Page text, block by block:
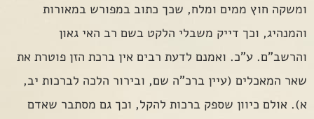
ומשקה חוץ ממים ומלח, שכך כתוב במפורש במאורות
והמנהיג, וכך דייק משבלי הלקט בשם רב האי גאון
והרשב"ם. ע"כ. ואמנם לדעת רבים אין ברכת הזן פוטרת את
שאר המאכלים (עיין ברכ"ה שם, ובירור הלכה לברכות יב,
א). אולם כיוון שספק ברכות להקל, וכך גם מסתבר שאדם